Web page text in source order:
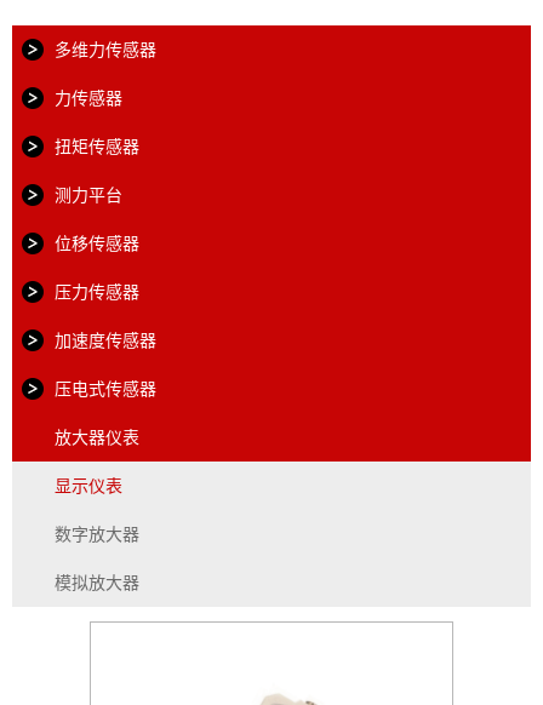
多维力传感器
力传感器
扭矩传感器
测力平台
位移传感器
压力传感器
加速度传感器
压电式传感器
放大器仪表
显示仪表
数字放大器
模拟放大器